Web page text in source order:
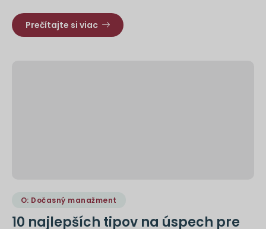
Prečítajte si viac
O: Dočasný manažment
10 najlepších tipov na úspech pre